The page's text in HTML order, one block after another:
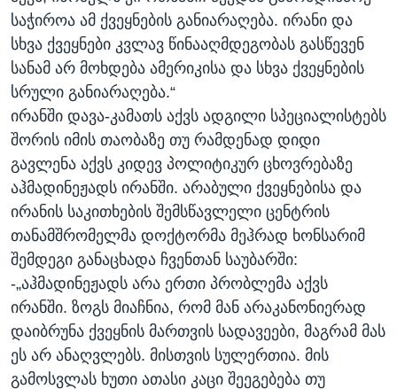
საჭიროა ამ ქვეყნების განიარაღება. ირანი და
სხვა ქვეყნები კვლავ წინააღმდეგობას გასწევენ
სანამ არ მოხდება ამერიკისა და სხვა ქვეყნების
სრული განიარაღება.“
ირანში დავა-კამათს აქვს ადგილი სპეციალისტებს
შორის იმის თაობაზე თუ რამდენად დიდი
გავლენა აქვს კიდევ პოლიტიკურ ცხოვრებაზე
აჰმადინეჟადს ირანში. არაბული ქვეყნებისა და
ირანის საკითხების შემსწავლელი ცენტრის
თანამშრომელმა დოქტორმა მეჰრად ხონსარიმ
შემდეგი განაცხადა ჩვენთან საუბარში:
-„აჰმადინეჟადს არა ერთი პრობლემა აქვს
ირანში. ზოგს მიაჩნია, რომ მან არაკანონიერად
დაიბრუნა ქვეყნის მართვის სადავეები, მაგრამ მას
ეს არ ანაღვლებს. მისთვის სულერთია. მის
გამოსვლას ხუთი ათასი კაცი შეეგებება თუ